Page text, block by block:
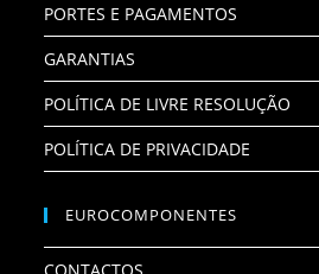
PORTES E PAGAMENTOS
GARANTIAS
POLÍTICA DE LIVRE RESOLUÇÃO
POLÍTICA DE PRIVACIDADE
EUROCOMPONENTES